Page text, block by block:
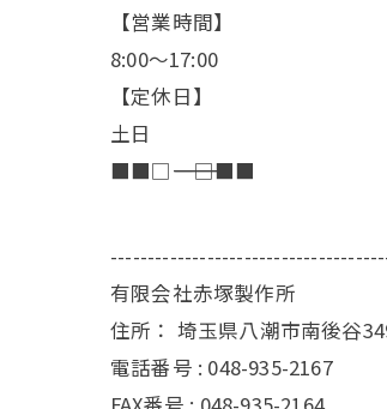
【営業時間】
8:00～17:00
【定休日】
土日
■■□―――――――――――――――――――□■■
有限会社赤塚製作所
住所： 埼玉県八潮市南後谷
電話番号 : 048-935-2167